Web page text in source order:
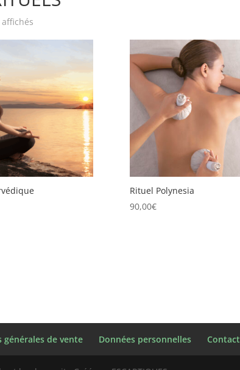
Rituel Polynesia
90,00€
générales de vente Données personnelles Contact